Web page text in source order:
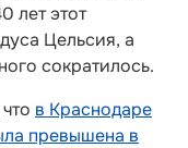
лет этот
Цельсия, а
сократилось.
в Краснодаре
превышена в